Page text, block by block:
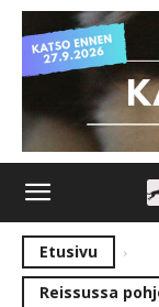
Etusivu
Reissussa